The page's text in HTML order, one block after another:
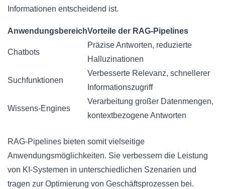
Informationen entscheidend ist.
AnwendungsbereichVorteile der RAG-Pipelines
Chatbots
Präzise Antworten, reduzierte
Halluzinationen
Suchfunktionen
Verbesserte Relevanz, schnellerer
Informationszugriff
Wissens-Engines
Verarbeitung großer Datenmengen,
kontextbezogene Antworten
RAG-Pipelines bieten somit vielseitige
Anwendungsmöglichkeiten. Sie verbessern die Leistung
von KI-Systemen in unterschiedlichen Szenarien und
tragen zur Optimierung von Geschäftsprozessen bei.